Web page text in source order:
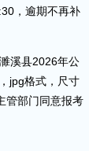
，逾期不再补
溪县2026年公
jpg格式，尺寸
管部门同意报考